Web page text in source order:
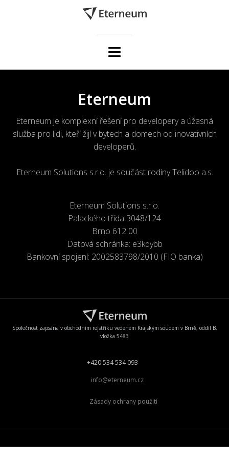
Eterneum
Eterneum je komplexní řešení pro developery a úžasná
služba pro lidi, kteří žijí v bytech a domech od inovativních
developerů.
Eterneum Solutions s.r.o. je součást rodiny Telidoo a.s.
Eterneum Solutions s.r.o.
Palackého třída 3048/124
Brno 612 00
Datová schránka: e3kdybb
Bankovní spojení: 2002583798/2010 (FIO banka)
Společnost zapsána v obchodním rejstříku vedeném Krajským soudem v Brně, oddíl B,
vložka 5483
+420 534 534 093
info@eterneum.cz
Zásady ochrany použití